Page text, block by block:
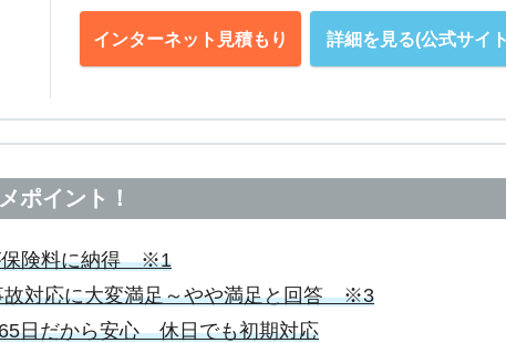
インターネット見積もり 詳細を見る(公式サイ
ポイント！
保険料に納得 ※1
故対応に大変満足～やや満足と回答 ※3
日だから安心 休日でも初期対応